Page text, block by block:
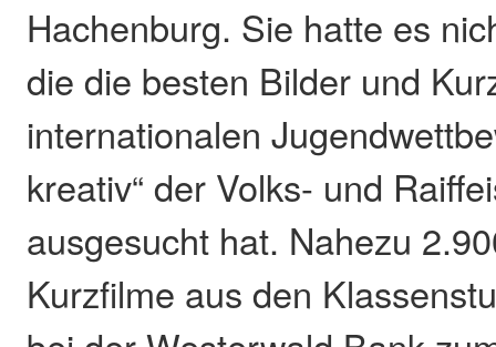
Hachenburg. Sie hatte es
die die besten Bilder und
internationalen
kreativ“ der Volks- und
ausgesucht hat. Nahezu
Kurzfilme aus den